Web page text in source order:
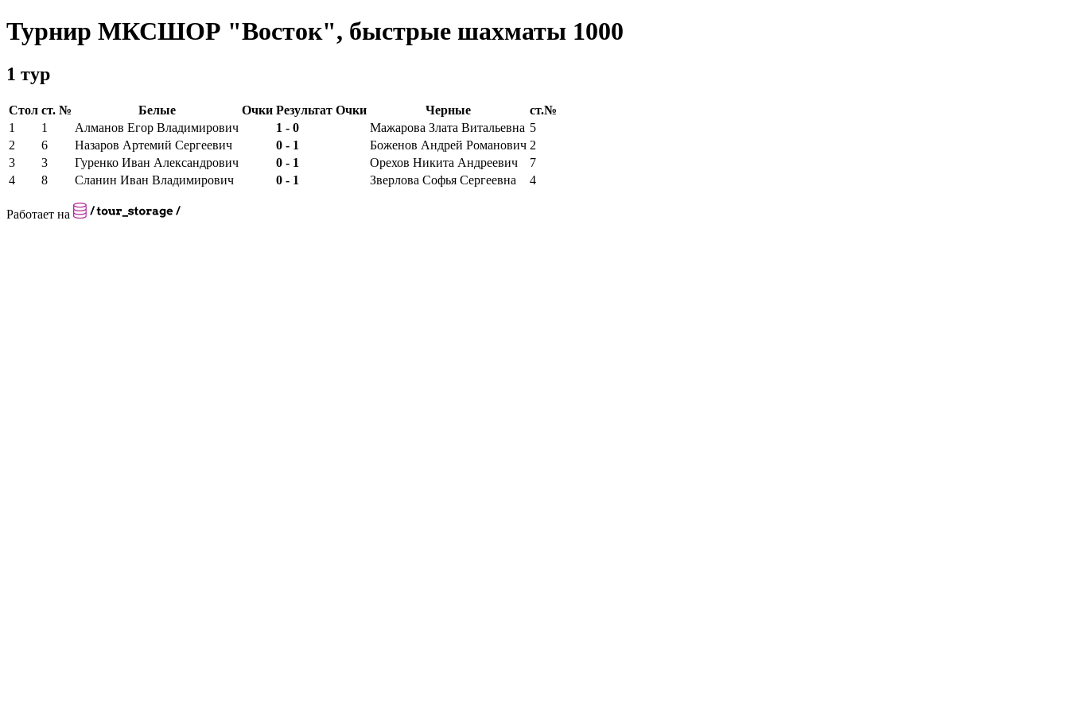
Турнир МКСШОР "Восток", быстрые шахматы 1000
1 тур
Стол ст. № Белые Очки Результат Очки Черные
ст.№
1
1 Алманов Егор Владимирович 1 - 0 Мажарова Злата Витальевна 5
2
6 Назаров Артемий Сергеевич 0 - 1 Боженов Андрей Романович 2
3
3 Гуренко Иван Александрович 0 - 1 Орехов Никита Андреевич
7
4
8 Сланин Иван Владимирович 0 - 1 Зверлова Софья Сергеевна 4
Работает на